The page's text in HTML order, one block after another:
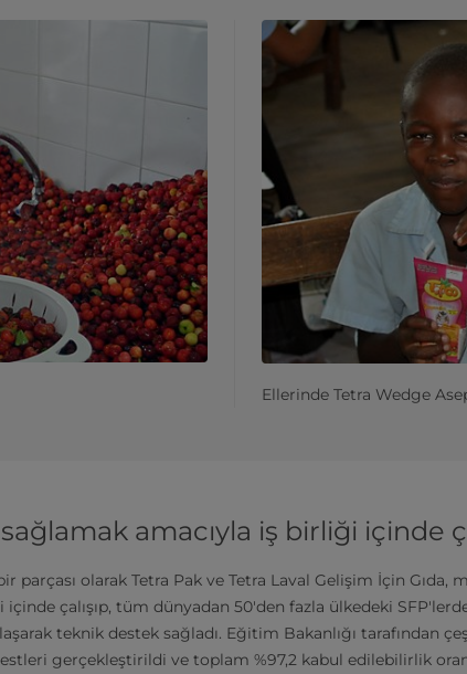
Ellerinde Tetra Wedge
amacıyla iş birliği içinde
parçası olarak Tetra Pak ve Tetra Laval Gelişim İçin Gıda,
çalışıp, tüm dünyadan 50'den fazla ülkedeki
teknik destek sağladı. Eğitim Bakanlığı tarafından
gerçekleştirildi ve toplam %97,2 kabul edilebilirlik